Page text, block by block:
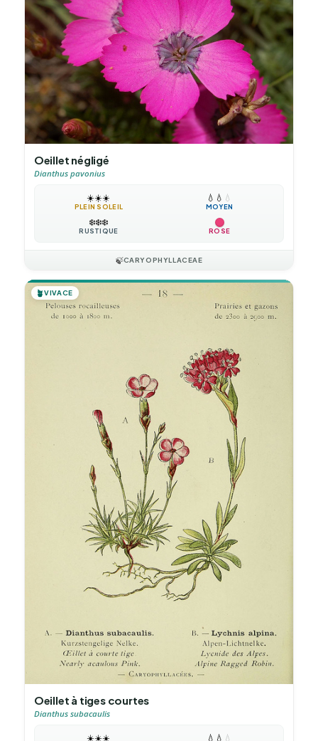
Oeillet négligé
Dianthus pavonius
☀️☀️☀️
PLEIN SOLEIL
💧 💧 💧
MOYEN
❄️❄️❄️
RUSTIQUE ROSE
🍃CARYOPHYLLACEAE
🪴VIVACE
Oeillet à tiges courtes
Dianthus subacaulis
☀️☀️☀️ 💧 💧 💧